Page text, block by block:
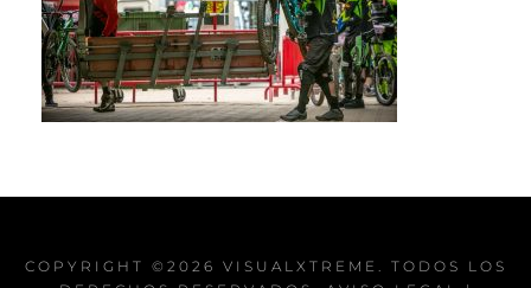
COPYRIGHT ©2026 VISUALXTREME . TODOS LOS